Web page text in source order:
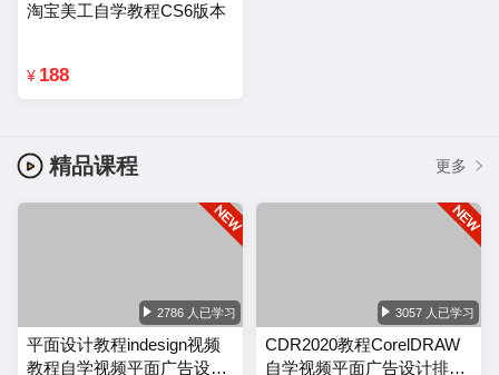
淘宝美工自学教程CS6版本
¥ 188
精品课程 更多
2786 人已学习
平面设计教程indesign视频
教程自学视频平面广告设计
3057 人已学习
CDR2020教程CorelDRAW
自学视频平面广告设计排版